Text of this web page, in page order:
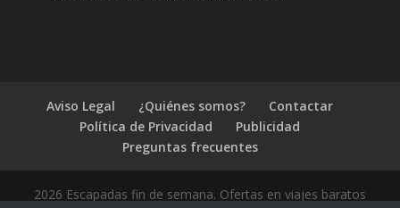
Aviso Legal ¿Quiénes somos?
Contactar
Política de Privacidad
Publicidad
Preguntas frecuentes
2026 Escapadas fin de semana. Ofertas en viajes baratos